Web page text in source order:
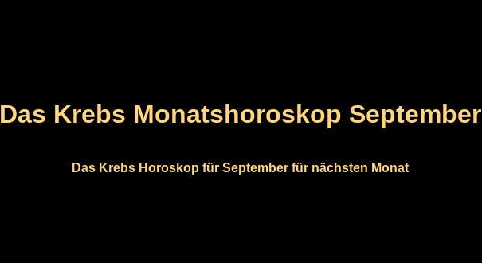
Das Krebs Monatshoroskop September
Das Krebs Horoskop für September für nächsten Monat